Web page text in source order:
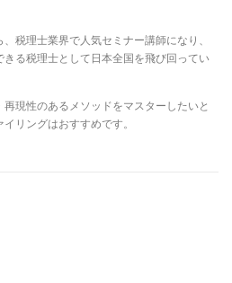
税理士業界で人気セミナー講師になり、
る税理士として日本全国を飛び回ってい
現性のあるメソッドをマスターしたいと
リングはおすすめです。